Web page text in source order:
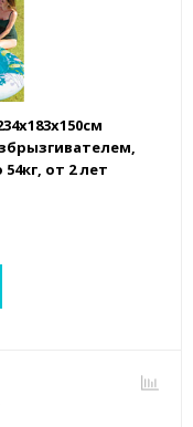
от 2 лет